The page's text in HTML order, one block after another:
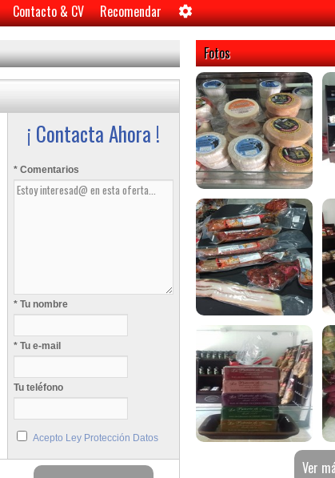
Contacto & CV Recomendar
¡ Contacta Ahora !
* Comentarios
* Tu nombre
* Tu e-mail
Tu teléfono
Acepto Ley Protección Datos
Fotos